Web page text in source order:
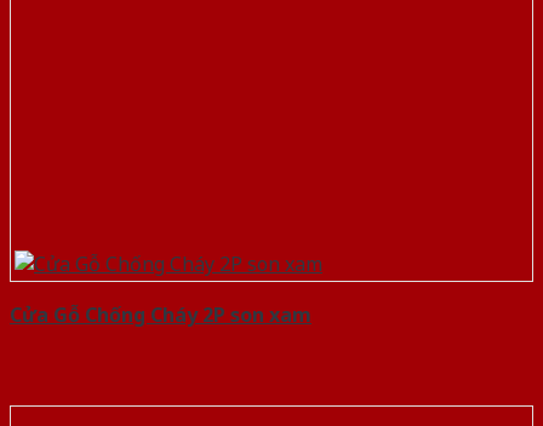
Cửa Gỗ Chống Cháy 2P son xam